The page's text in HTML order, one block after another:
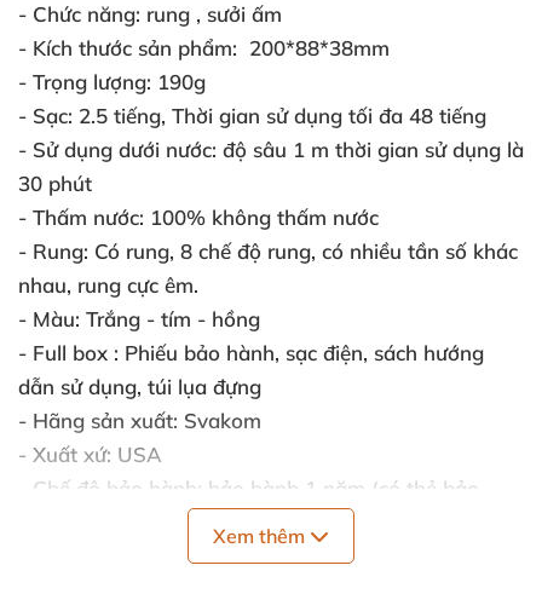
- Chức năng: rung , sưởi ấm
- Kích thước sản phẩm: 200*88*38mm
- Trọng lượng: 190g
- Sạc: 2.5 tiếng, Thời gian sử dụng tối đa 48 tiếng
- Sử dụng dưới nước: độ sâu 1 m thời gian sử dụng là
30 phút
- Thấm nước: 100% không thấm nước
- Rung: Có rung, 8 chế độ rung, có nhiều tần số khác
nhau, rung cực êm.
- Màu: Trắng - tím - hồng
- Full box : Phiếu bảo hành, sạc điện, sách hướng
dẫn sử dụng, túi lụa đựng
- Hãng sản xuất: Svakom
- Xuất xứ: USA
- Chế độ bảo hành: bảo hành 1 năm (có thẻ bảo
Xem thêm